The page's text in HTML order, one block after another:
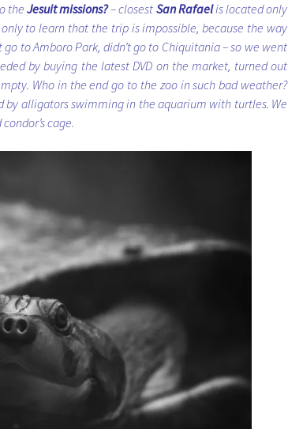
theJesuit missions?– closest San Rafaelis located only
to learn that the trip is impossible, because the way
to Amboro Park, didn’t go to Chiquitania – so we went
by buying the latest DVD on the market, turned out
Who in the end go to the zoo in such bad weather?
by alligators swimming in the aquarium with turtles. We
cage.